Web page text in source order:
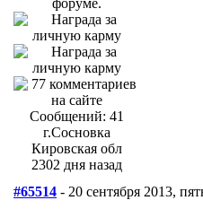
Сообщений: 41
г.Сосновка
Кировская обл
2302 дня назад
#65514 - 20 сентября 2013,